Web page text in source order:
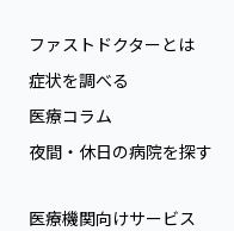
ファストドクターとは
症状を調べる
医療コラム
夜間・休日の病院を探す
医療機関向けサービス